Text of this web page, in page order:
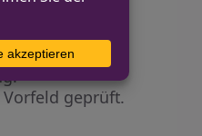
geprüft.